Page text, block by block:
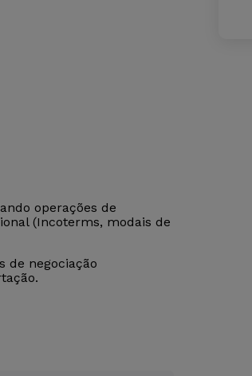
operações de
(Incoterms, modais de
de negociação